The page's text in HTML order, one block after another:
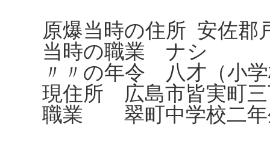
原爆当時の住所 安佐郡
当時の職業 ナシ
〃〃の年令 八才（小
現住所 広島市皆実町
職業 翠町中学校二